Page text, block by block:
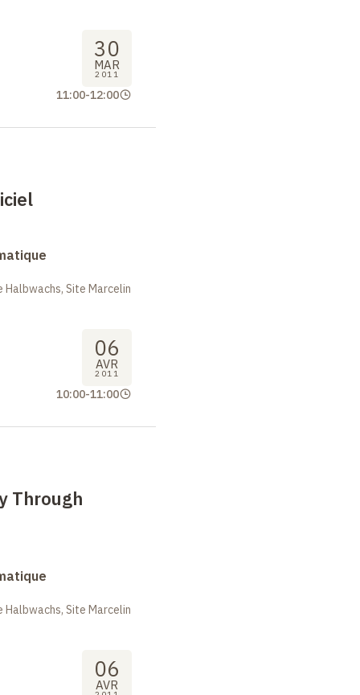
30
MAR
2011
11:00-12:00
Site Marcelin
06
AVR
2011
10:00-11:00
Through
Site Marcelin
06
AVR